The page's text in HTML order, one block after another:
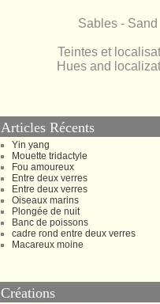
Sables - Sand
Teintes et
Hues and
Articles Récents
Yin yang
Mouette tridactyle
Fou amoureux
Entre deux verres
Entre deux verres
Oiseaux marins
Plongée de nuit
Banc de poissons
cadre rond entre deux verres
Macareux moine
Créations